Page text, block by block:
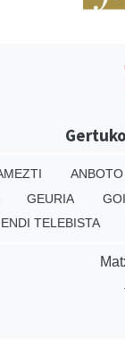
ANBOTO
GEURIA
TELEBISTA